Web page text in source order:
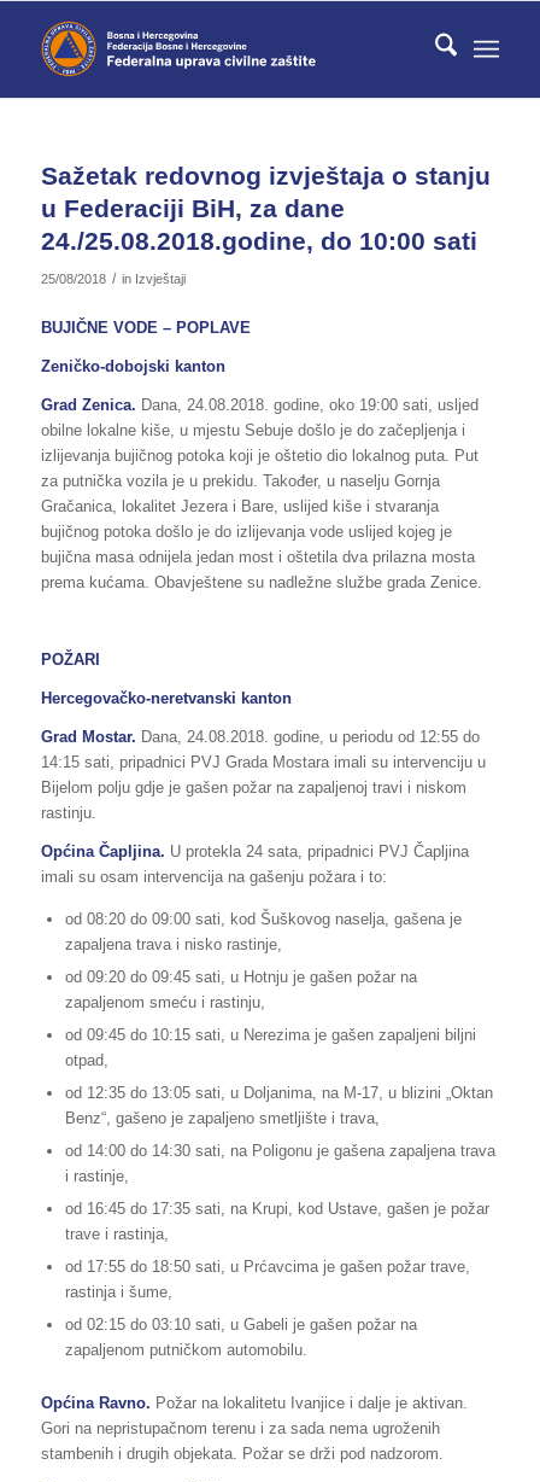
Sažetak redovnog izvještaja o stanju
u Federaciji BiH, za dane
24./25.08.2018.godine, do 10:00 sati
25/08/2018 / in Izvještaji
BUJIČNE VODE – POPLAVE
Zeničko-dobojski kanton
Grad Zenica. Dana, 24.08.2018. godine, oko 19:00 sati, usljed
obilne lokalne kiše, u mjestu Sebuje došlo je do začepljenja i
izlijevanja bujičnog potoka koji je oštetio dio lokalnog puta. Put
za putnička vozila je u prekidu. Također, u naselju Gornja
Gračanica, lokalitet Jezera i Bare, uslijed kiše i stvaranja
bujičnog potoka došlo je do izlijevanja vode uslijed kojeg je
bujična masa odnijela jedan most i oštetila dva prilazna mosta
prema kućama. Obavještene su nadležne službe grada Zenice.
POŽARI
Hercegovačko-neretvanski kanton
Grad Mostar. Dana, 24.08.2018. godine, u periodu od 12:55 do
14:15 sati, pripadnici PVJ Grada Mostara imali su intervenciju u
Bijelom polju gdje je gašen požar na zapaljenoj travi i niskom
rastinju.
Općina Čapljina. U protekla 24 sata, pripadnici PVJ Čapljina
imali su osam intervencija na gašenju požara i to:
od 08:20 do 09:00 sati, kod Šuškovog naselja, gašena je
zapaljena trava i nisko rastinje,
od 09:20 do 09:45 sati, u Hotnju je gašen požar na
zapaljenom smeću i rastinju,
od 09:45 do 10:15 sati, u Nerezima je gašen zapaljeni biljni
otpad,
od 12:35 do 13:05 sati, u Doljanima, na M-17, u blizini „Oktan
Benz“, gašeno je zapaljeno smetljište i trava,
od 14:00 do 14:30 sati, na Poligonu je gašena zapaljena trava
i rastinje,
od 16:45 do 17:35 sati, na Krupi, kod Ustave, gašen je požar
trave i rastinja,
od 17:55 do 18:50 sati, u Prćavcima je gašen požar trave,
rastinja i šume,
od 02:15 do 03:10 sati, u Gabeli je gašen požar na
zapaljenom putničkom automobilu.
Općina Ravno. Požar na lokalitetu Ivanjice i dalje je aktivan.
Gori na nepristupačnom terenu i za sada nema ugroženih
stambenih i drugih objekata. Požar se drži pod nadzorom.